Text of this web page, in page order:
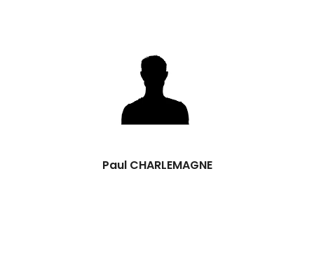
Paul CHARLEMAGNE